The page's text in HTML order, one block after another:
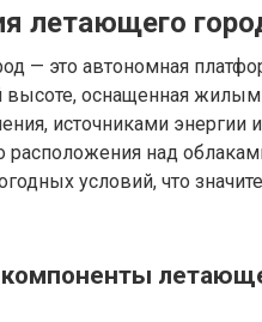
летающего
— это автономная
высоте, оснащенная
источниками энергии
расположения над
условий, что